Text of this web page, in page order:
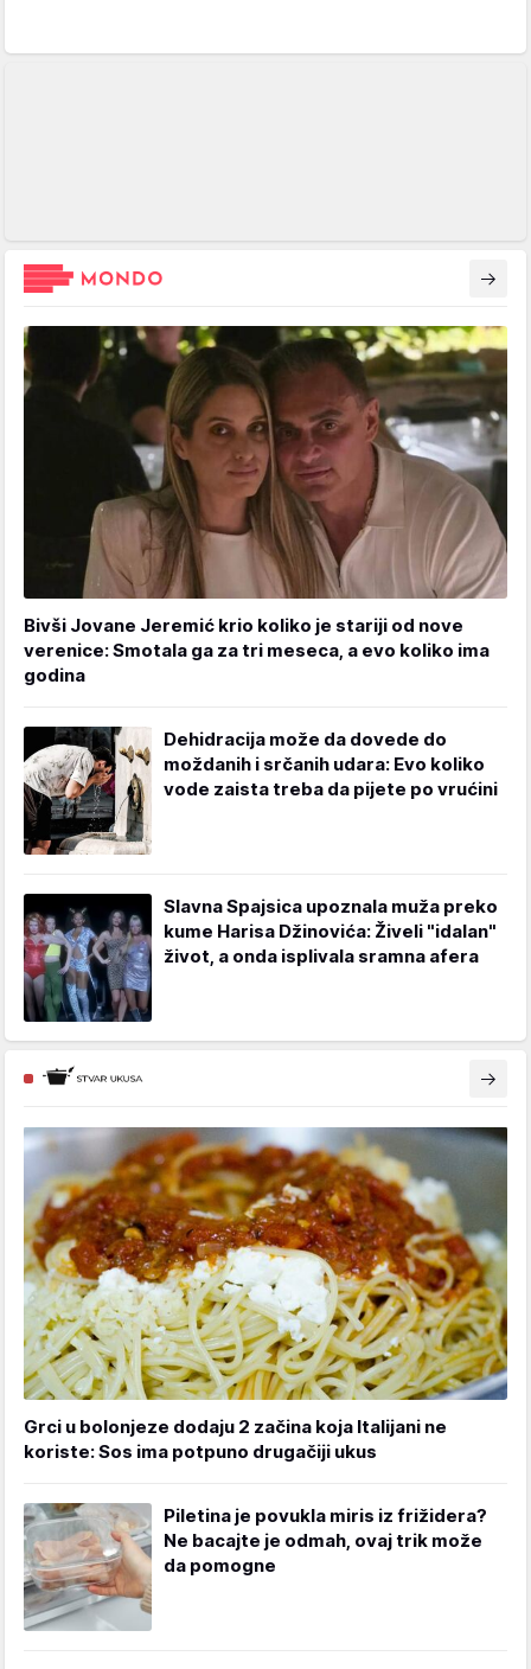
Bivši Jovane Jeremić krio koliko je stariji od nove
verenice: Smotala ga za tri meseca, a evo koliko ima
godina
Dehidracija može da dovede do
moždanih i srčanih udara: Evo koliko
vode zaista treba da pijete po vrućini
Slavna Spajsica upoznala muža preko
kume Harisa Džinovića: Živeli "idalan"
život, a onda isplivala sramna afera
Grci u bolonjeze dodaju 2 začina koja Italijani ne
koriste: Sos ima potpuno drugačiji ukus
Piletina je povukla miris iz frižidera?
Ne bacajte je odmah, ovaj trik može
da pomogne